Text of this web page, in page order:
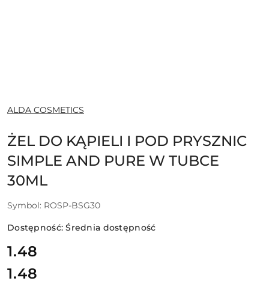
NAZWA
PRODUCENTA:
ALDA COSMETICS
ŻEL DO KĄPIELI I POD PRYSZNIC
SIMPLE AND PURE W TUBCE
30ML
Symbol: ROSP-BSG30
Dostępność:Średnia dostępność
cena:
1.48
Cena:
1.48